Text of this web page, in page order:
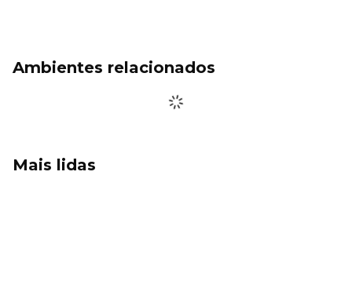
Ambientes relacionados
Mais lidas